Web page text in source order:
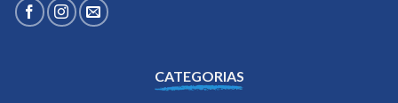
CATEGORIAS